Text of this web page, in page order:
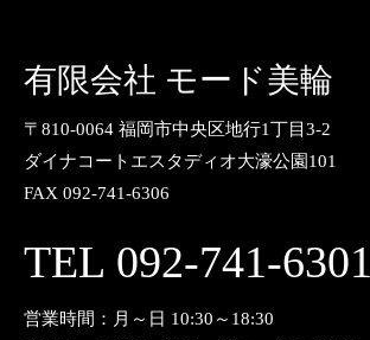
有限会社 モード美輪
〒810-0064 福岡市中央区地行1丁目3-2
ダイナコートエスタディオ大濠公園101
FAX 092-741-6306
TEL 092-741-6301
営業時間：月～日 10:30～18:30